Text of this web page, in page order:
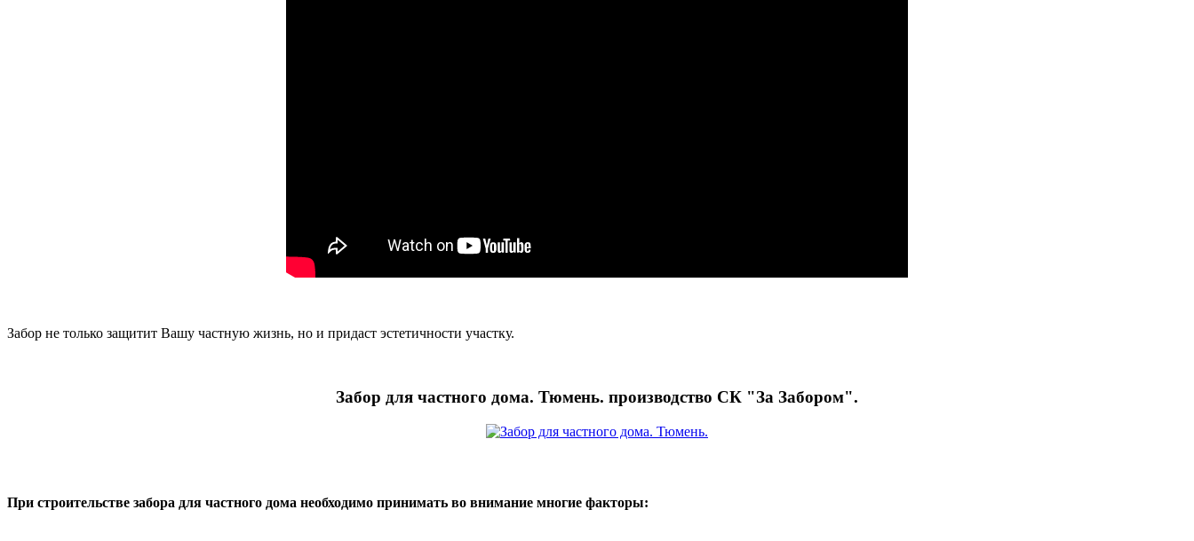
Забор не только защитит Вашу частную жизнь, но и придаст эстетичности участку.
Забор для частного дома. Тюмень. производство СК "За Забором".
При строительстве забора для частного дома необходимо принимать во внимание многие факторы: